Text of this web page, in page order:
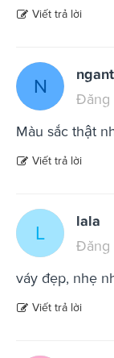
Viết trả lời
N
Đăng
Màu sắc thật
Viết trả lời
L
lala
Đăng
váy đẹp, nhẹ
Viết trả lời